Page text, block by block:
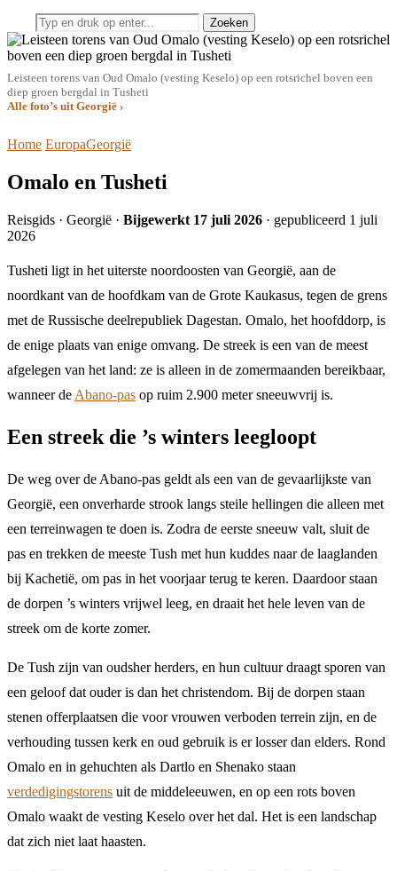
Zoeken
Leisteen torens van Oud Omalo (vesting Keselo) op een rotsrichel boven een
diep groen bergdal in Tusheti
Alle foto’s uit Georgië ›
Home EuropaGeorgië
Omalo en Tusheti
Reisgids · Georgië · Bijgewerkt 17 juli 2026 · gepubliceerd 1 juli
2026
Tusheti ligt in het uiterste noordoosten van Georgië, aan de
noordkant van de hoofdkam van de Grote Kaukasus, tegen de grens
met de Russische deelrepubliek Dagestan. Omalo, het hoofddorp, is
de enige plaats van enige omvang. De streek is een van de meest
afgelegen van het land: ze is alleen in de zomermaanden bereikbaar,
wanneer de Abano-pas op ruim 2.900 meter sneeuwvrij is.
Een streek die ’s winters leegloopt
De weg over de Abano-pas geldt als een van de gevaarlijkste van
Georgië, een onverharde strook langs steile hellingen die alleen met
een terreinwagen te doen is. Zodra de eerste sneeuw valt, sluit de
pas en trekken de meeste Tush met hun kuddes naar de laaglanden
bij Kachetië, om pas in het voorjaar terug te keren. Daardoor staan
de dorpen ’s winters vrijwel leeg, en draait het hele leven van de
streek om de korte zomer.
De Tush zijn van oudsher herders, en hun cultuur draagt sporen van
een geloof dat ouder is dan het christendom. Bij de dorpen staan
stenen offerplaatsen die voor vrouwen verboden terrein zijn, en de
verhouding tussen kerk en oud gebruik is er losser dan elders. Rond
Omalo en in gehuchten als Dartlo en Shenako staan
verdedigingstorens uit de middeleeuwen, en op een rots boven
Omalo waakt de vesting Keselo over het dal. Het is een landschap
dat zich niet laat haasten.